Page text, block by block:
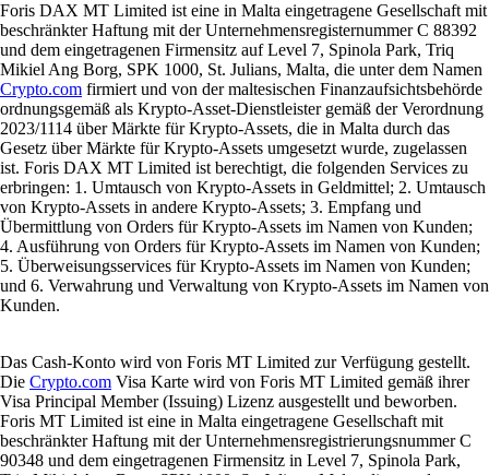
Foris DAX MT Limited ist eine in Malta eingetragene Gesellschaft mit
beschränkter Haftung mit der Unternehmensregisternummer C 88392
und dem eingetragenen Firmensitz auf Level 7, Spinola Park, Triq
Mikiel Ang Borg, SPK 1000, St. Julians, Malta, die unter dem Namen
Crypto.com firmiert und von der maltesischen Finanzaufsichtsbehörde
ordnungsgemäß als Krypto-Asset-Dienstleister gemäß der Verordnung
2023/1114 über Märkte für Krypto-Assets, die in Malta durch das
Gesetz über Märkte für Krypto-Assets umgesetzt wurde, zugelassen
ist. Foris DAX MT Limited ist berechtigt, die folgenden Services zu
erbringen: 1. Umtausch von Krypto-Assets in Geldmittel; 2. Umtausch
von Krypto-Assets in andere Krypto-Assets; 3. Empfang und
Übermittlung von Orders für Krypto-Assets im Namen von Kunden;
4. Ausführung von Orders für Krypto-Assets im Namen von Kunden;
5. Überweisungsservices für Krypto-Assets im Namen von Kunden;
und 6. Verwahrung und Verwaltung von Krypto-Assets im Namen von
Kunden.
Das Cash-Konto wird von Foris MT Limited zur Verfügung gestellt.
Die Crypto.com Visa Karte wird von Foris MT Limited gemäß ihrer
Visa Principal Member (Issuing) Lizenz ausgestellt und beworben.
Foris MT Limited ist eine in Malta eingetragene Gesellschaft mit
beschränkter Haftung mit der Unternehmensregistrierungsnummer C
90348 und dem eingetragenen Firmensitz in Level 7, Spinola Park,